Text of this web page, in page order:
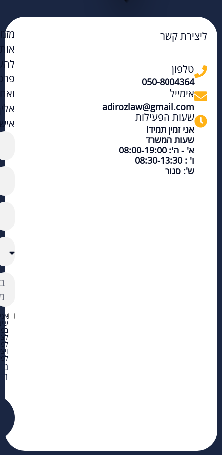
ליצירת קשר
טלפון
050-8004364
אימייל
adirozlaw@gmail.com
שעות הפעילות
אני זמין תמיד!
שעות המשרד
א' - ה': 08:00-19:00
ו' : 08:30-13:30
ש': סגור
לפי